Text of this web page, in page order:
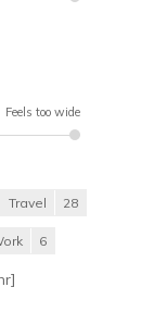
Feels too wide
Travel 28
6
]